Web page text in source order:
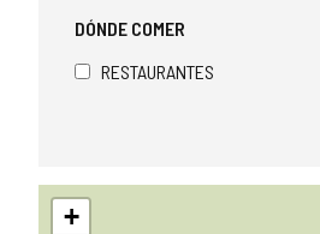
DÓNDE COMER
RESTAURANTES
Saltar
mapa
+